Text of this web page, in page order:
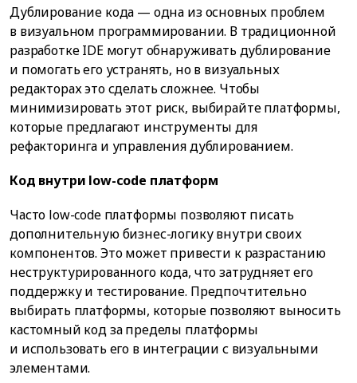
Дублирование кода — одна из основных проблем
в визуальном программировании. В традиционной
разработке IDE могут обнаруживать дублирование
и помогать его устранять, но в визуальных
редакторах это сделать сложнее. Чтобы
минимизировать этот риск, выбирайте платформы,
которые предлагают инструменты для
рефакторинга и управления дублированием.
Код внутри low-code платформ
Часто low-code платформы позволяют писать
дополнительную бизнес-логику внутри своих
компонентов. Это может привести к разрастанию
неструктурированного кода, что затрудняет его
поддержку и тестирование. Предпочтительно
выбирать платформы, которые позволяют выносить
кастомный код за пределы платформы
и использовать его в интеграции с визуальными
элементами.